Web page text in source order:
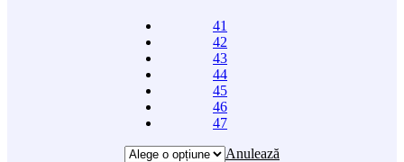
41
42
43
44
45
46
47
Anulează